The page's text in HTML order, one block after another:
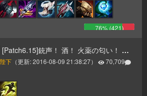
76% (421)
[Patch6.15]銃声！ 酒！ 火薬の匂い！ そして一斉砲撃のお知らせだ！ ヤーハハーハー！
下 （更新:2016-08-09 21:38:27）
70,709